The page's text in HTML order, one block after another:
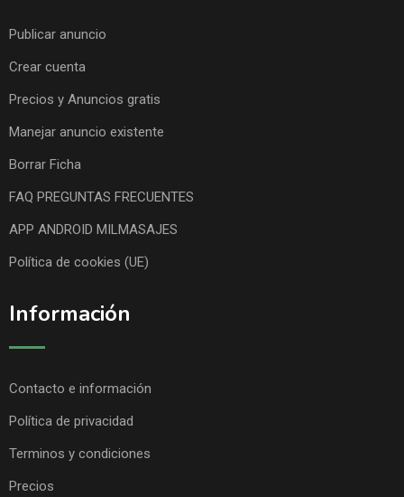
Publicar anuncio
Crear cuenta
Precios y Anuncios gratis
Manejar anuncio existente
Borrar Ficha
FAQ PREGUNTAS FRECUENTES
APP ANDROID MILMASAJES
Política de cookies (UE)
Información
Contacto e información
Política de privacidad
Terminos y condiciones
Precios